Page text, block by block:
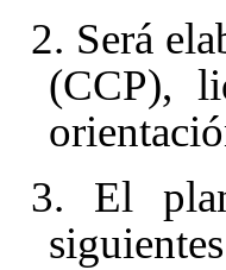
2. Será
(CCP),
3. El